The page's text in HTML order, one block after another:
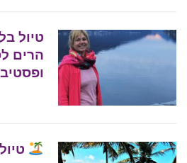
טיול
הרים
ופסטיבל